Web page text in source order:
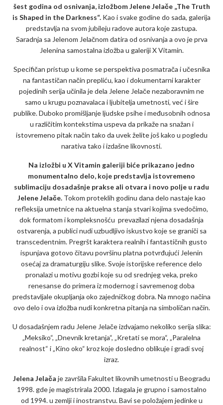
šest godina od osnivanja, izložbom Jelene Jelače „The Truth
is Shaped in the Darkness“. Kao i svake godine do sada, galerija
predstavlja na svom jubileju radove autora koje zastupa.
Saradnja sa Jelenom Jelačnom datira od osnivanja a ovo je prva
Jelenina samostalna izložba u galeriji X Vitamin.
Specifičan pristup u kome se perspektiva posmatrača i učesnika
na fantastičan način prepliću, kao i dokumentarni karakter
pojedinih serija učinila je dela Jelene Jelače nezaboravnim ne
samo u krugu poznavalaca i ljubitelja umetnosti, već i šire
publike. Duboko promišljanje ljudske psihe i međusobnih odnosa
u različitim kontekstima uspeva da prikaže na snažan i
istovremeno pitak način tako da uvek želite još kako u pogledu
narativa tako i izdašne likovnosti.
Na izložbi u X Vitamin galeriji biće prikazano jedno
monumentalno delo, koje predstavlja istovremeno
sublimaciju dosadašnje prakse ali otvara i novo polje u radu
Jelene Jelače. Tokom proteklih godinu dana delo nastaje kao
refleksija umetnice na aktuelna stanja stvari kojima svedočimo,
dok formatom i kompleksnošću prevazilazi njena dosadašnja
ostvarenja, a publici nudi uzbudljivo iskustvo koje se graniči sa
transcedentnim. Pregršt karaktera realnih i fantastičnih gusto
ispunjava gotovo čitavu površinu platna potvrđujući Jelenin
osećaj za dramaturgiju slike. Svoje istorijske reference delo
pronalazi u motivu gozbi koje su od srednjeg veka, preko
renesanse do primera iz modernog i savremenog doba
predstavljale okupljanja oko zajedničkog dobra. Na mnogo načina
ovo delo i ova izložba nudi konkretna pitanja na simboličan način.
U dosadašnjem radu Jelene Jelače izdvajamo nekoliko serija slika:
„Meksiko“, „Dnevnik kretanja“, „Kretati se mora“, „Paralelna
realnost“ i „Kino oko“ kroz koje dosledno oblikuje i gradi svoj
izraz.
Jelena Jelača je završila Fakultet likovnih umetnosti u Beogradu
1998. gde je magistrirala 2000. Izlagala je grupno i samostalno
od 1994. u zemlji i inostranstvu. Bavi se položajem jedinke u